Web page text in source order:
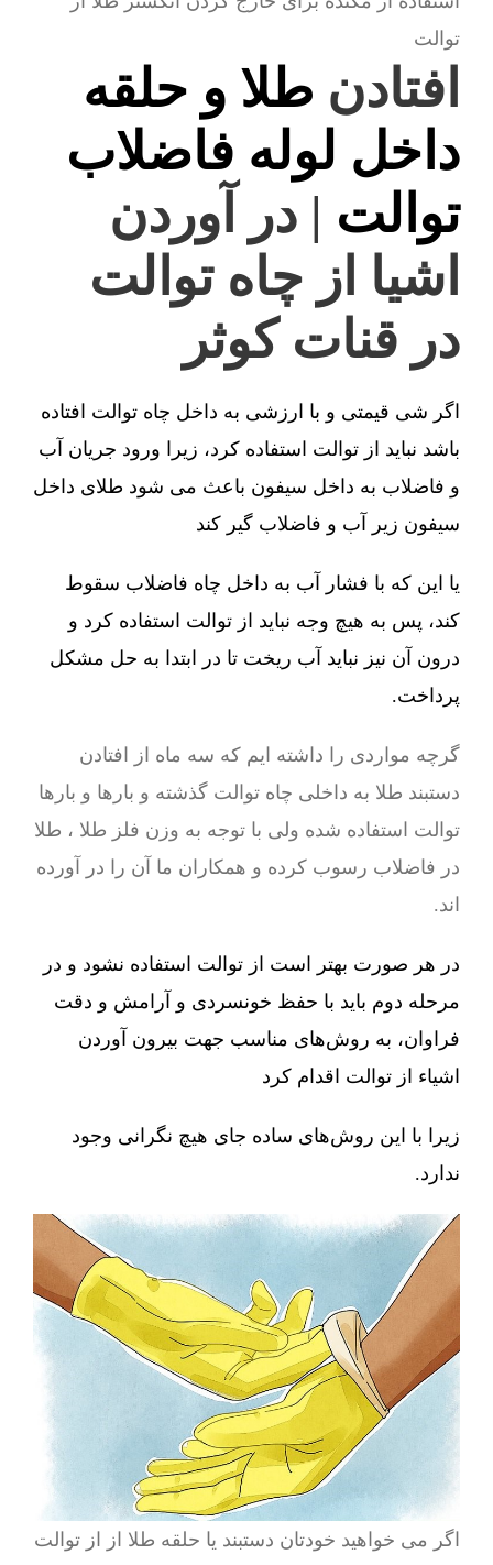
توالت
افتادن طلا و حلقه
داخل لوله فاضلاب
توالت | در آوردن
اشیا از چاه توالت
در قنات کوثر
اگر شی قیمتی و با ارزشی به داخل چاه توالت افتاده
باشد نباید از توالت استفاده کرد، زیرا ورود جریان آب
و فاضلاب به داخل سیفون باعث می شود طلای داخل
سیفون زیر آب و فاضلاب گیر کند
یا این که با فشار آب به داخل چاه فاضلاب سقوط
کند، پس به هیچ وجه نباید از توالت استفاده کرد و
درون آن نیز نباید آب ریخت تا در ابتدا به حل مشکل
پرداخت.
گرچه مواردی را داشته ایم که سه ماه از افتادن
دستبند طلا به داخلی چاه توالت گذشته و بارها و بارها
توالت استفاده شده ولی با توجه به وزن فلز طلا ، طلا
در فاضلاب رسوب کرده و همکاران ما آن را در آورده
اند.
در هر صورت بهتر است از توالت استفاده نشود و در
مرحله دوم باید با حفظ خونسردی و آرامش و دقت
فراوان، به روش‌های مناسب جهت بیرون آوردن
اشیاء از توالت اقدام کرد
زیرا با این روش‌های ساده جای هیچ نگرانی وجود
ندارد.
اگر می خواهید خودتان دستبند یا حلقه طلا از از توالت